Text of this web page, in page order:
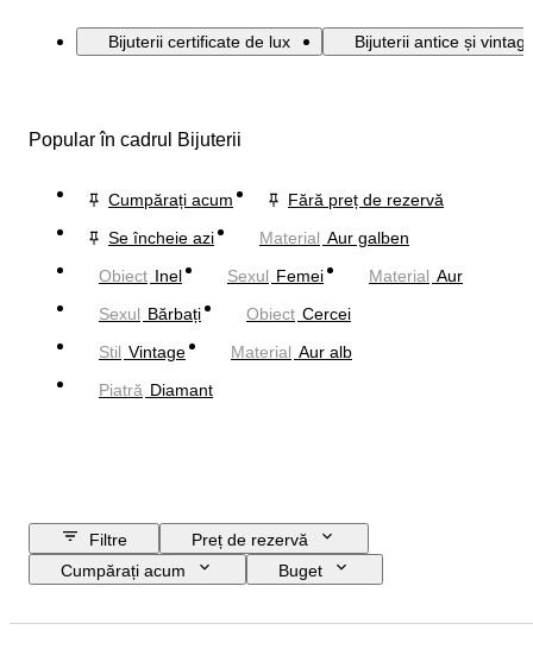
Bijuterii certificate de lux Bijuterii antice și
Popular în cadrul Bijuterii
Cumpărați acum
Fără preț de rezervă
Se încheie azi
Material Aur galben
Obiect Inel Sexul Femei Material Aur
Sexul Bărbați Obiect Cercei
Stil Vintage Material Aur alb
Piatră Diamant
Filtre
Preț de rezervă
Cumpărați acum
Buget